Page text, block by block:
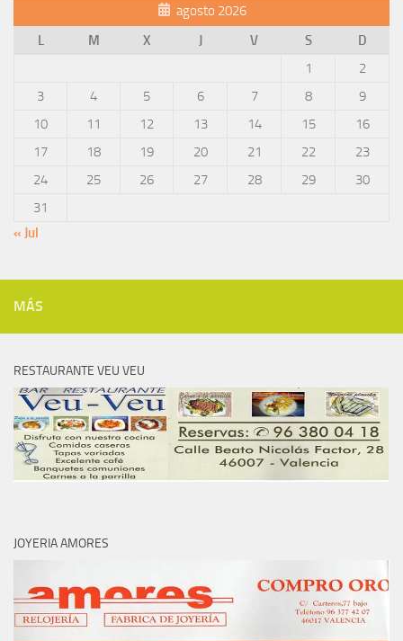
agosto 2026
L
M X J V S
D
1
2
3
4 5 6 7 8
9
10
11 12 13 14 15
16
17
18 19 20 21 22
23
24
25 26 27 28 29
30
31
« Jul
MÁS
RESTAURANTE VEU VEU
JOYERIA AMORES